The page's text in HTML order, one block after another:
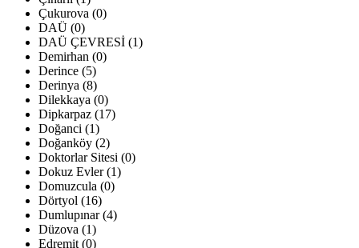
Çukurova (0)
DAÜ (0)
DAÜ ÇEVRESİ (1)
Demirhan (0)
Derince (5)
Derinya (8)
Dilekkaya (0)
Dipkarpaz (17)
Doğanci (1)
Doğanköy (2)
Doktorlar Sitesi (0)
Dokuz Evler (1)
Domuzcula (0)
Dörtyol (16)
Dumlupınar (4)
Düzova (1)
Edremit (0)